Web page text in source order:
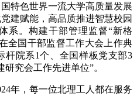
特色世界一流大学高质量发展
建赋能，高品质推进智慧校园
系。构建干部管理监督“新格
全国干部监督工作大会上作典
杆院系1个、全国样板党支部3
究会工作先进单位”。
年，每一位北理工人都在服务